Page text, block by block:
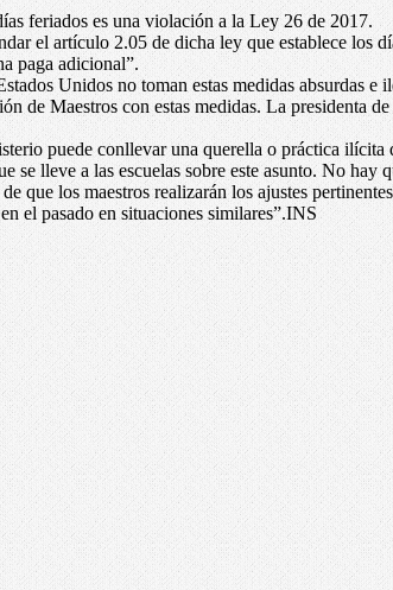
feriados es una violación a la Ley 26 de 2017.
el artículo 2.05 de dicha ley que establece
paga adicional”.
Unidos no toman estas medidas absurdas
de Maestros con estas medidas. La presidenta
puede conllevar una querella o práctica ilícita
se lleve a las escuelas sobre este asunto. No
que los maestros realizarán los ajustes
el pasado en situaciones similares”.INS